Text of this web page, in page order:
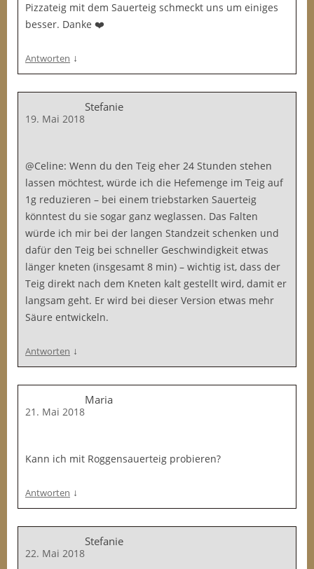
Pizzateig mit dem Sauerteig schmeckt uns um einiges
besser. Danke ❤️
Antworten ↓
Stefanie
19. Mai 2018
@Celine: Wenn du den Teig eher 24 Stunden stehen
lassen möchtest, würde ich die Hefemenge im Teig auf
1g reduzieren – bei einem triebstarken Sauerteig
könntest du sie sogar ganz weglassen. Das Falten
würde ich mir bei der langen Standzeit schenken und
dafür den Teig bei schneller Geschwindigkeit etwas
länger kneten (insgesamt 8 min) – wichtig ist, dass der
Teig direkt nach dem Kneten kalt gestellt wird, damit er
langsam geht. Er wird bei dieser Version etwas mehr
Säure entwickeln.
Antworten ↓
Maria
21. Mai 2018
Kann ich mit Roggensauerteig probieren?
Antworten ↓
Stefanie
22. Mai 2018